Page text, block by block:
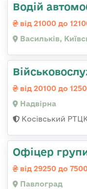
Водій
від 21000 до
Васильків,
від 20100 до
Надвірна
Косівський
Офіцер
від 29250 до
Павлоград